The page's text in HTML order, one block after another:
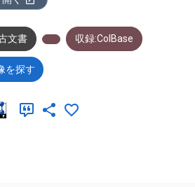
文書 収録:ColBase
を探す